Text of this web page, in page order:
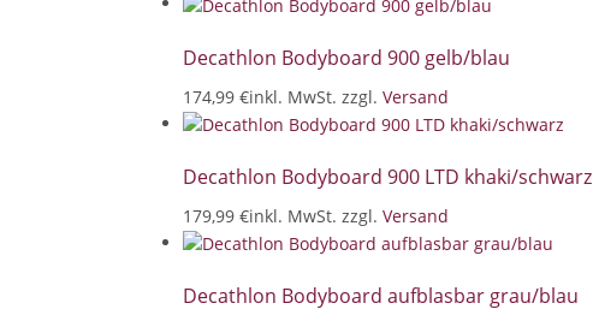
Decathlon Bodyboard 900 gelb/blau
174,99 €inkl. MwSt. zzgl. Versand
Decathlon Bodyboard 900 LTD khaki/schwarz
179,99 €inkl. MwSt. zzgl. Versand
Decathlon Bodyboard aufblasbar grau/blau